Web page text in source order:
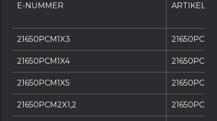
E-NUMMER ARTIKELNR
21650PCM1X3
21650PCM1X4
21650PCM1X5
21650PCM2X1,2